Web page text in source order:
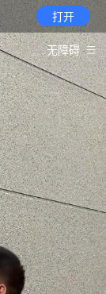
打开
无障碍